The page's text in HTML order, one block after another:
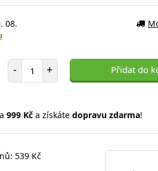
08.
- Počet položek
+ Přidat do
999 Kča získáte dopravu zdarma!
539 Kč